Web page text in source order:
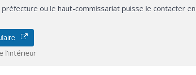
ou le haut-commissariat puisse le contacter
l'intérieur